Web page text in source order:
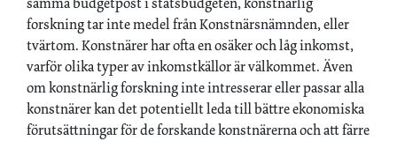
forskning tar inte medel från Konstnärsnämnden, eller
tvärtom. Konstnärer har ofta en osäker och låg inkomst,
varför olika typer av inkomstkällor är välkommet. Även
om konstnärlig forskning inte intresserar eller passar alla
konstnärer kan det potentiellt leda till bättre ekonomiska
förutsättningar för de forskande konstnärerna och att färre